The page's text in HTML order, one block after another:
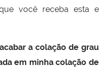
você receba esta e
a colação de grau
em minha colação de